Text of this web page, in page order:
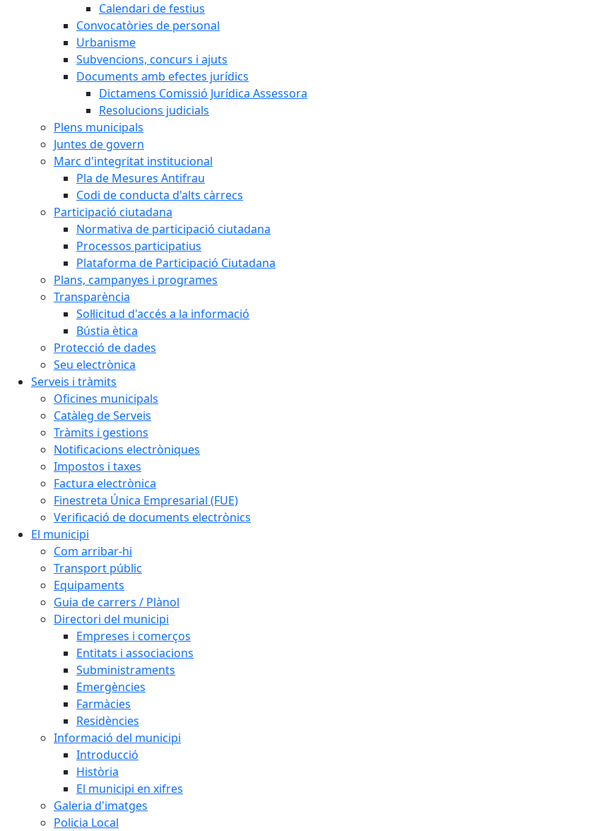
Calendari de festius
Convocatòries de personal
Urbanisme
Subvencions, concurs i ajuts
Documents amb efectes jurídics
Dictamens Comissió Jurídica Assessora
Resolucions judicials
Plens municipals
Juntes de govern
Marc d'integritat institucional
Pla de Mesures Antifrau
Codi de conducta d'alts càrrecs
Participació ciutadana
Normativa de participació ciutadana
Processos participatius
Plataforma de Participació Ciutadana
Plans, campanyes i programes
Transparència
Sol·licitud d'accés a la informació
Bústia ètica
Protecció de dades
Seu electrònica
Serveis i tràmits
Oficines municipals
Catàleg de Serveis
Tràmits i gestions
Notificacions electròniques
Impostos i taxes
Factura electrònica
Finestreta Única Empresarial (FUE)
Verificació de documents electrònics
El municipi
Com arribar-hi
Transport públic
Equipaments
Guia de carrers / Plànol
Directori del municipi
Empreses i comerços
Entitats i associacions
Subministraments
Emergències
Farmàcies
Residències
Informació del municipi
Introducció
Història
El municipi en xifres
Galeria d'imatges
Policia Local